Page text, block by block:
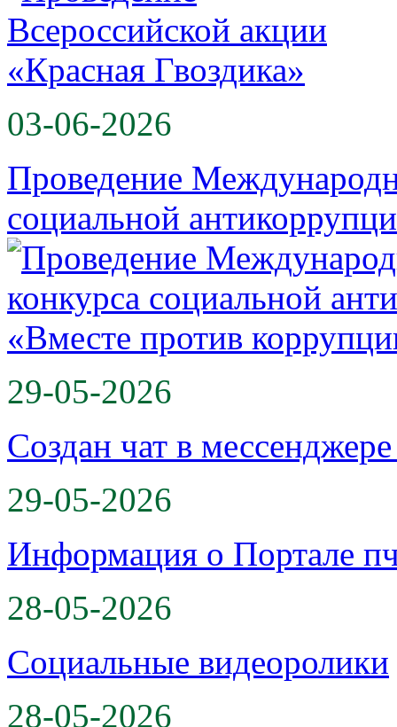
03-06-2026
Проведение
социальной
29-05-2026
Создан чат в
29-05-2026
Информация о Портале
28-05-2026
Социальные видеоролики
28-05-2026